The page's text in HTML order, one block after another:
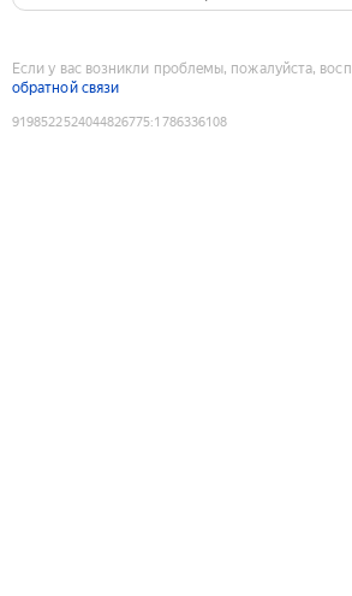
Если у вас возникли проблемы, пожалуйста,
обратной связи
9198522524044826775:1786336108